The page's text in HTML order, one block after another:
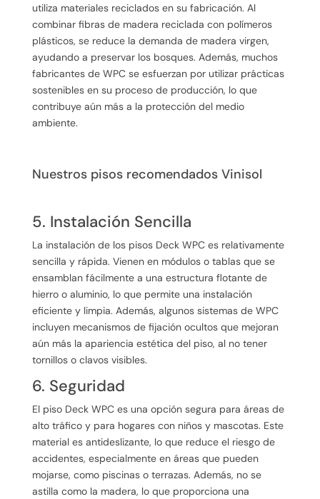
utiliza materiales reciclados en su fabricación. Al
combinar fibras de madera reciclada con polímeros
plásticos, se reduce la demanda de madera virgen,
ayudando a preservar los bosques. Además, muchos
fabricantes de WPC se esfuerzan por utilizar prácticas
sostenibles en su proceso de producción, lo que
contribuye aún más a la protección del medio
ambiente.
Nuestros pisos recomendados Vinisol
5. Instalación Sencilla
La instalación de los pisos Deck WPC es relativamente
sencilla y rápida. Vienen en módulos o tablas que se
ensamblan fácilmente a una estructura flotante de
hierro o aluminio, lo que permite una instalación
eficiente y limpia. Además, algunos sistemas de WPC
incluyen mecanismos de fijación ocultos que mejoran
aún más la apariencia estética del piso, al no tener
tornillos o clavos visibles.
6. Seguridad
El piso Deck WPC es una opción segura para áreas de
alto tráfico y para hogares con niños y mascotas. Este
material es antideslizante, lo que reduce el riesgo de
accidentes, especialmente en áreas que pueden
mojarse, como piscinas o terrazas. Además, no se
astilla como la madera, lo que proporciona una